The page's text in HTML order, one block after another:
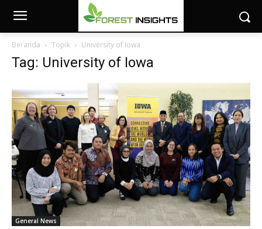
Beranda Topik University of Iowa
Tag: University of Iowa
General News